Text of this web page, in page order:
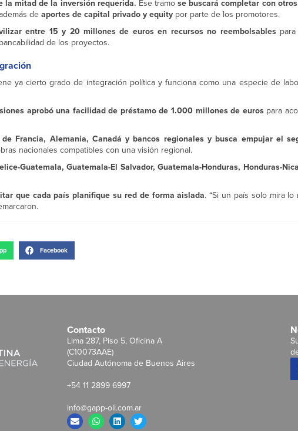
la mitad de la inversión requerida. Ese tramose buscará completar con
deaportes de capital privado y equity por parte de los promotores.
entre 15 y 20 millones de euros en recursos no reembolsablespara
de los proyectos.
ya cierto grado de integración política y funciona como una especie de
aprobó una facilidad de préstamo de 1.000 millones de euros para
Francia, Alemania, Canadá y bancos regionales y busca empujar el
nacionales compatibles con una visión regional.
Guatemala, Guatemala-El Salvador, Guatemala-Honduras, Honduras-
que cada país planifique su red de forma aislada. “Si un país solo mira
Facebook
Contacto
Lima 287, Piso 5, Oficina A
(C10073AAE)
Ciudad Autónoma de Buenos Aires
+54 11 2899 6997
info@gapp-oil.com.ar